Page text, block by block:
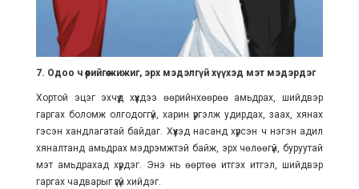
7. Одоо ч өөрийгөө жижиг, эрх мэдэлгүй хүүхэд мэт мэдэрдэг
Хортой эцэг эхчүүд хүүхдээ өөрийнхөөрөө амьдрах, шийдвэр
гаргах боломж олгодоггүй, харин үргэлж удирдах, заах, хянах
гэсэн хандлагатай байдаг. Хүүхэд насанд хүрсэн ч нэгэн адил
хяналтанд амьдрах мэдрэмжтэй байж, эрх чөлөөгүй, буруутай
мэт амьдрахад хүрдэг. Энэ нь өөртөө итгэх итгэл, шийдвэр
гаргах чадварыг үгүй хийдэг.